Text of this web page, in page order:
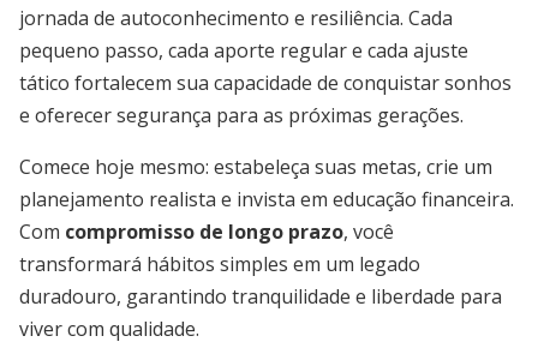
jornada de autoconhecimento e resiliência. Cada
pequeno passo, cada aporte regular e cada ajuste
tático fortalecem sua capacidade de conquistar sonhos
e oferecer segurança para as próximas gerações.
Comece hoje mesmo: estabeleça suas metas, crie um
planejamento realista e invista em educação financeira.
Com compromisso de longo prazo, você
transformará hábitos simples em um legado
duradouro, garantindo tranquilidade e liberdade para
viver com qualidade.